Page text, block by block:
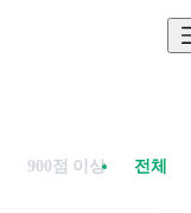
900점 이상 전체